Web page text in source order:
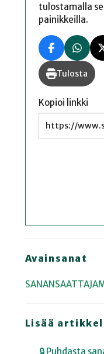
tulostamalla
painikkeilla.
Tulosta
Kopioi linkki
Avainsanat
Lisää
🔒 Puhdasta